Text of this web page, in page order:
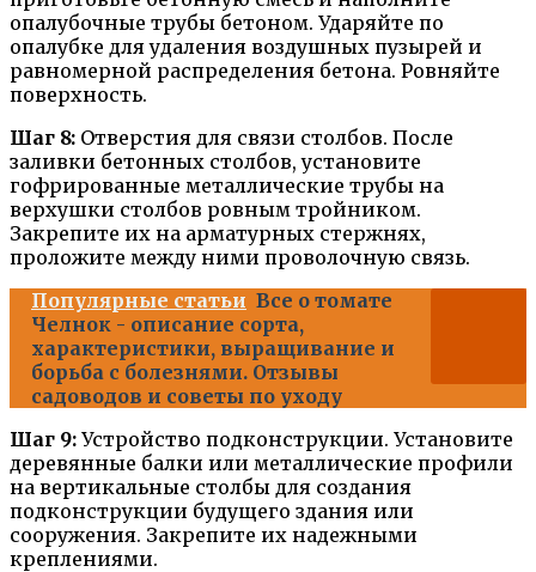
опалубочные трубы бетоном. Ударяйте по
опалубке для удаления воздушных пузырей и
равномерной распределения бетона. Ровняйте
поверхность.
Шаг 8: Отверстия для связи столбов. После
заливки бетонных столбов, установите
гофрированные металлические трубы на
верхушки столбов ровным тройником.
Закрепите их на арматурных стержнях,
проложите между ними проволочную связь.
Популярные статьи Все о томате
Челнок - описание сорта,
характеристики, выращивание и
борьба с болезнями. Отзывы
садоводов и советы по уходу
Шаг 9: Устройство подконструкции. Установите
деревянные балки или металлические профили
на вертикальные столбы для создания
подконструкции будущего здания или
сооружения. Закрепите их надежными
креплениями.